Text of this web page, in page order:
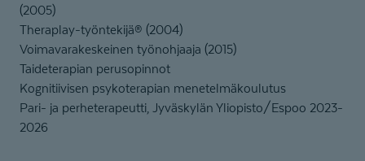
(2005)
Theraplay-työntekijä® (2004)
Voimavarakeskeinen työnohjaaja (2015)
Taideterapian perusopinnot
Kognitiivisen psykoterapian menetelmäkoulutus
Pari- ja perheterapeutti, Jyväskylän Yliopisto/Espoo 2023-
2026